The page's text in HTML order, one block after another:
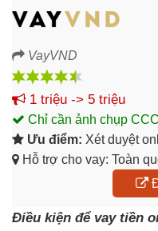
VayVND
1 triệu -> 5 triệu
Chỉ cần ảnh chụp
Ưu điểm: Xét duyệt
Hỗ trợ cho vay: Toàn
Điều kiện để vay tiền